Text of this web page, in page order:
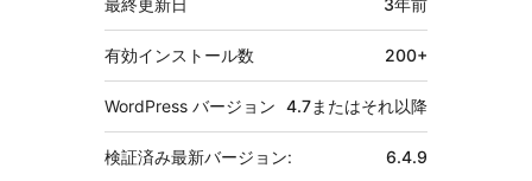
有効インストール数 200+
WordPress バージョン 4.7またはそれ以降
検証済み最新バージョン: 6.4.9